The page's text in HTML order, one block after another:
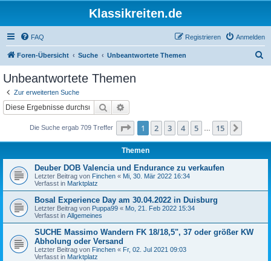
Klassikreiten.de
FAQ Anmelden
Registrieren
Foren-Übersicht Suche Unbeantwortete Themen
Unbeantwortete Themen
Zur erweiterten Suche
Suche
Die Suche ergab 709 Treffer Seite 1von 15
1 2 3 4 5 15
Themen
Deuber DOB Valencia und Endurance zu verkaufen
Letzter Beitrag von Finchen « Mi, 30. Mär 2022 16:34
Verfasst in Marktplatz
Bosal Experience Day am 30.04.2022 in Duisburg
Letzter Beitrag von Puppa99 « Mo, 21. Feb 2022 15:34
Verfasst in Allgemeines
SUCHE Massimo Wandern FK 18/18,5", 37 oder größer KW
Abholung oder Versand
Letzter Beitrag von Finchen « Fr, 02. Jul 2021 09:03
Verfasst in Marktplatz